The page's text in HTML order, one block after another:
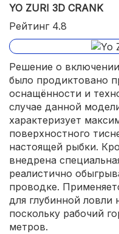
YO ZURI 3D CRANK
Рейтинг 4.8
Решение о
было продиктовано
оснащённости и
случае данной
характеризует
поверхностного
настоящей рыбки.
внедрена
реалистично
проводке.
для глубинной ловли
поскольку рабочий
метров.